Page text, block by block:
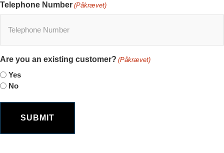
Telephone Number (Påkrævet)
Are you an existing customer? (Påkrævet)
Yes
No